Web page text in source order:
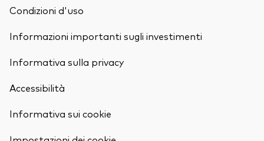
Condizioni d'uso
Informazioni importanti sugli investimenti
Informativa sulla privacy
Accessibilità
Informativa sui cookie